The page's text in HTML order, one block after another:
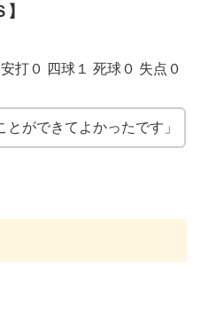
打０ 四球１ 死球０ 失点０
とができてよかったです」